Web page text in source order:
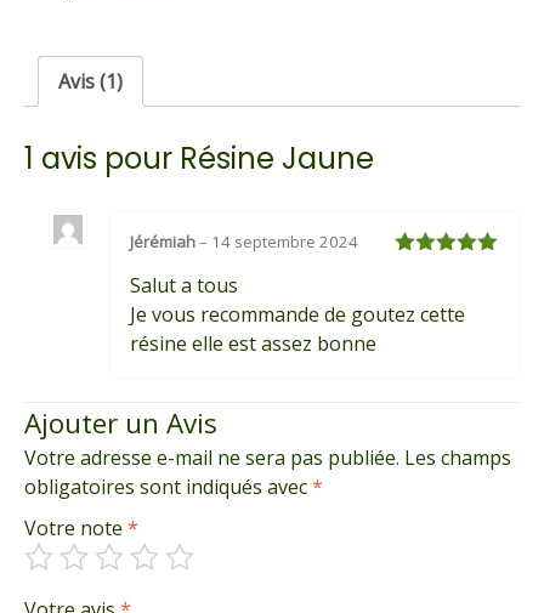
Avis (1)
1 avis pour Résine Jaune
Jérémiah– 14 septembre 2024
Salut a tous
Je vous recommande de goutez cette
résine elle est assez bonne
Ajouter un Avis
Votre adresse e-mail ne sera pas publiée. Les champs
obligatoires sont indiqués avec*
Votre note *